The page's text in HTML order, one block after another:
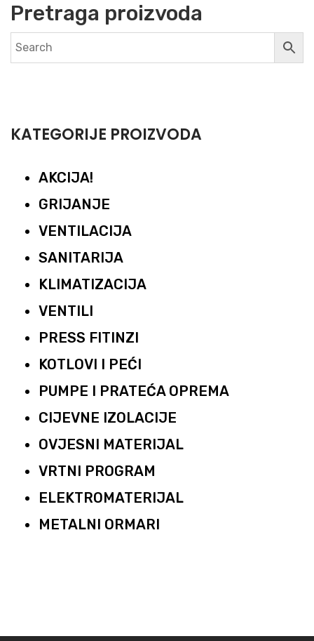
Pretraga proizvoda
KATEGORIJE PROIZVODA
AKCIJA!
GRIJANJE
VENTILACIJA
SANITARIJA
KLIMATIZACIJA
VENTILI
PRESS FITINZI
KOTLOVI I PEĆI
PUMPE I PRATEĆA OPREMA
CIJEVNE IZOLACIJE
OVJESNI MATERIJAL
VRTNI PROGRAM
ELEKTROMATERIJAL
METALNI ORMARI